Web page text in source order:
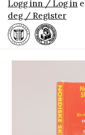
Logg inn / Log in
deg / Register